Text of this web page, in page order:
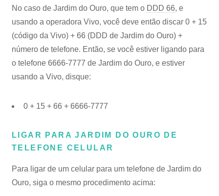
No caso de Jardim do Ouro, que tem o DDD 66, e
usando a operadora Vivo, você deve então discar 0 + 15
(código da Vivo) + 66 (DDD de Jardim do Ouro) +
número de telefone. Então, se você estiver ligando para
o telefone 6666-7777 de Jardim do Ouro, e estiver
usando a Vivo, disque:
0 + 15 + 66 + 6666-7777
LIGAR PARA JARDIM DO OURO DE
TELEFONE CELULAR
Para ligar de um celular para um telefone de Jardim do
Ouro, siga o mesmo procedimento acima: